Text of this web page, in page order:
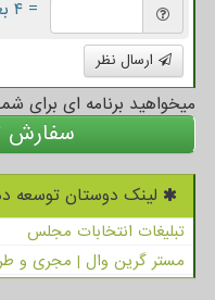
= ۴ بعلاوه ۱
ارسال نظر
میخواهید برنامه ای برای
سفارش
لینک دوستان توسعه
تبلیغات انتخابات مجلس
مستر گرین وال | مجری و